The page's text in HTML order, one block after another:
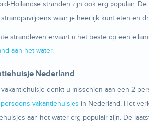
Hollandse stranden zijn ook erg populair.
waar je heerlijk kunt eten en
strandleven ervaart u het beste op een
aan het water.
Nederland
vakantiehuisje denkt u misschien aan een 2-
persoons vakantiehuisjes in Nederland. Het
aan het water erg populair zijn. De